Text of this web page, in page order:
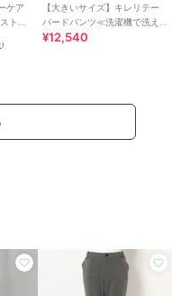
洗え
ー・入学
ケア
トパ
）
【大きいサイズ】キレリテー
パードパンツ≪洗濯機で洗え
る≫
¥12,540